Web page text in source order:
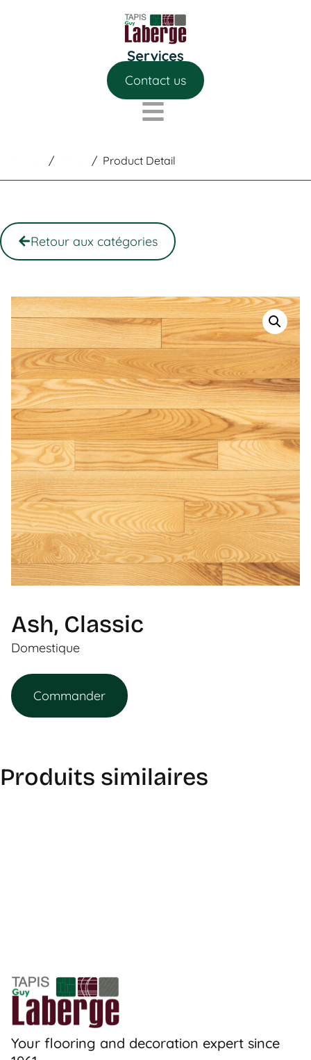
Contact us
/ / Product Detail
Retour aux catégories
Ash, Classic
Domestique
Commander
Produits similaires
Your flooring and decoration expert since